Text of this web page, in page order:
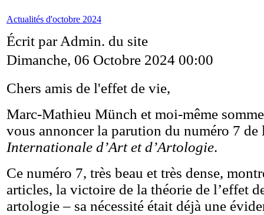
Actualités d'octobre 2024
Écrit par Admin. du site
Dimanche, 06 Octobre 2024 00:00
Chers amis de l'effet de vie,
Marc-Mathieu Münch et moi-même
vous annoncer la parution du numéro 7
Internationale d’Art et d’Artologie.
Ce numéro 7, très beau et très dense,
articles, la victoire de la théorie de l’effet
artologie – sa nécessité était déjà une